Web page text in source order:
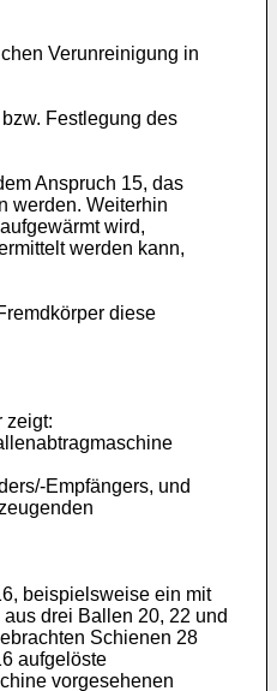
Verunreinigung in
Festlegung des
Anspruch 15, das
werden. Weiterhin
wird,
werden kann,
diese
zeigt:
Empfängers, und
beispielsweise ein mit
drei Ballen 20, 22 und
Schienen 28
aufgelöste
vorgesehenen